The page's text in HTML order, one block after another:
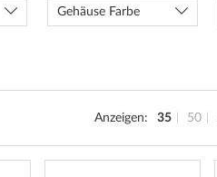
Gehäuse Farbe
Anzeigen 35 50